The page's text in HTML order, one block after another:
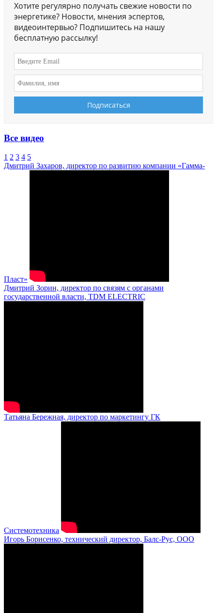
Хотите регулярно получать свежие новости по
энергетике? Новости, мнения эспертов,
видеоинтервью? Подпишитесь на нашу
бесплатную рассылку!
Все видео
1 2 3 4 5
Дмитрий Захаров, директор по развитию компании «Гамма-
Пласт»
Дмитрий Зорин, директор по связям с органами
государственной власти, TDM ELECTRIC
Татьяна Бережная, директор по маркетингу ГК
Системотехника
Игорь Борисенко, технический директор, Балс-Рус, ООО